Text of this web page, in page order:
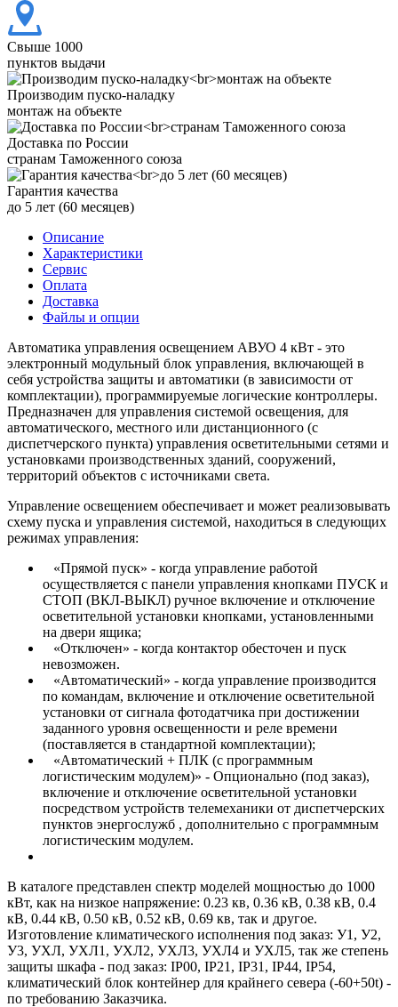
Свыше 1000
пунктов выдачи
Производим пуско-наладку
монтаж на объекте
Доставка по России
странам Таможенного союза
Гарантия качества
до 5 лет (60 месяцев)
Описание
Характеристики
Сервис
Оплата
Доставка
Файлы и опции
Автоматика управления освещением АВУО 4 кВт - это
электронный модульный блок управления, включающей в
себя устройства защиты и автоматики (в зависимости от
комплектации), программируемые логические контроллеры.
Предназначен для управления системой освещения, для
автоматического, местного или дистанционного (с
диспетчерского пункта) управления осветительными сетями и
установками производственных зданий, сооружений,
территорий объектов с источниками света.
Управление освещением обеспечивает и может реализовывать
схему пуска и управления системой, находиться в следующих
режимах управления:
«Прямой пуск» - когда управление работой
осуществляется с панели управления кнопками ПУСК и
СТОП (ВКЛ-ВЫКЛ) ручное включение и отключение
осветительной установки кнопками, установленными
на двери ящика;
«Отключен» - когда контактор обесточен и пуск
невозможен.
«Автоматический» - когда управление производится
по командам, включение и отключение осветительной
установки от сигнала фотодатчика при достижении
заданного уровня освещенности и реле времени
(поставляется в стандартной комплектации);
«Автоматический + ПЛК (с программным
логистическим модулем)» - Опционально (под заказ),
включение и отключение осветительной установки
посредством устройств телемеханики от диспетчерских
пунктов энергослужб , дополнительно с программным
логистическим модулем.
В каталоге представлен спектр моделей мощностью до 1000
кВт, как на низкое напряжение: 0.23 кв, 0.36 кВ, 0.38 кВ, 0.4
кВ, 0.44 кВ, 0.50 кВ, 0.52 кВ, 0.69 кв, так и другое.
Изготовление климатического исполнения под заказ: У1, У2,
У3, УХЛ, УХЛ1, УХЛ2, УХЛ3, УХЛ4 и УХЛ5, так же степень
защиты шкафа - под заказ: IP00, IP21, IP31, IP44, IP54,
климатический блок контейнер для крайнего севера (-60+50t) -
по требованию Заказчика.